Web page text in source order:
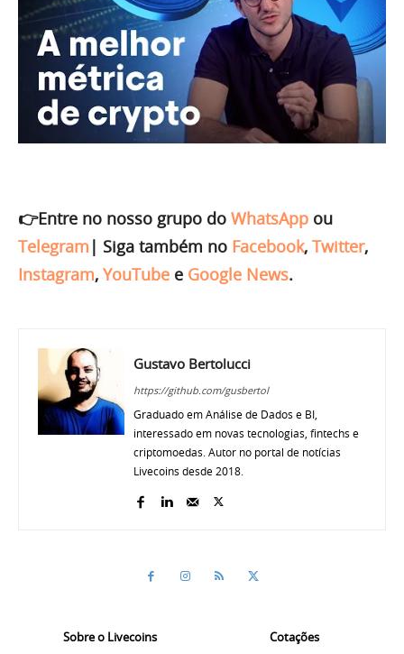
👉Entre no nosso grupo do WhatsApp ou
Telegram | Siga também no Facebook, Twitter,
Instagram, YouTube e Google News.
Gustavo Bertolucci
https://github.com/gusbertol
Graduado em Análise de Dados e BI,
interessado em novas tecnologias, fintechs e
criptomoedas. Autor no portal de notícias
Livecoins desde 2018.
Sobre o Livecoins Cotações